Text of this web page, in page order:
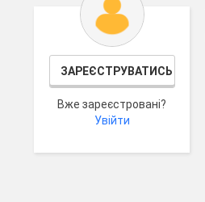
ЗАРЕЄСТРУВАТИСЬ
Вже зареєстровані?
Увійти